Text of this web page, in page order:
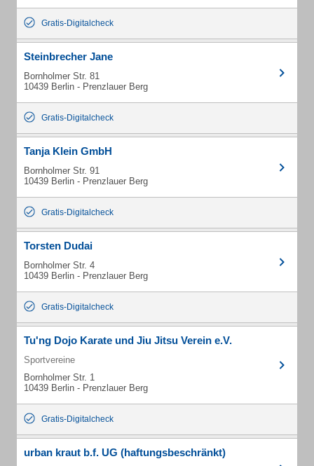
Gratis-Digitalcheck
Steinbrecher Jane
Bornholmer Str. 81
10439 Berlin - Prenzlauer Berg
Gratis-Digitalcheck
Tanja Klein GmbH
Bornholmer Str. 91
10439 Berlin - Prenzlauer Berg
Gratis-Digitalcheck
Torsten Dudai
Bornholmer Str. 4
10439 Berlin - Prenzlauer Berg
Gratis-Digitalcheck
Tu'ng Dojo Karate und Jiu Jitsu Verein e.V.
Sportvereine
Bornholmer Str. 1
10439 Berlin - Prenzlauer Berg
Gratis-Digitalcheck
urban kraut b.f. UG (haftungsbeschränkt)